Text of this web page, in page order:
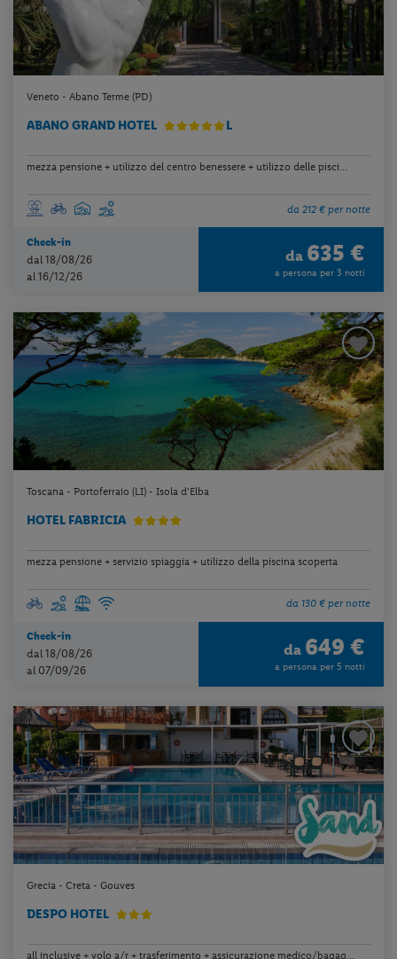
Veneto - Abano Terme (PD)
ABANO GRAND HOTEL L
mezza pensione + utilizzo del centro benessere + utilizzo delle pisci...
da 212 € per notte
Check-in
dal 18/08/26
al 16/12/26
da 635 €
a persona per 3 notti
Toscana - Portoferraio (LI) - Isola d'Elba
HOTEL FABRICIA
mezza pensione + servizio spiaggia + utilizzo della piscina scoperta
da 130 € per notte
Check-in
dal 18/08/26
al 07/09/26
da 649 €
a persona per 5 notti
Grecia - Creta - Gouves
DESPO HOTEL
all inclusive + volo a/r + trasferimento + assicurazione medico/bagag...